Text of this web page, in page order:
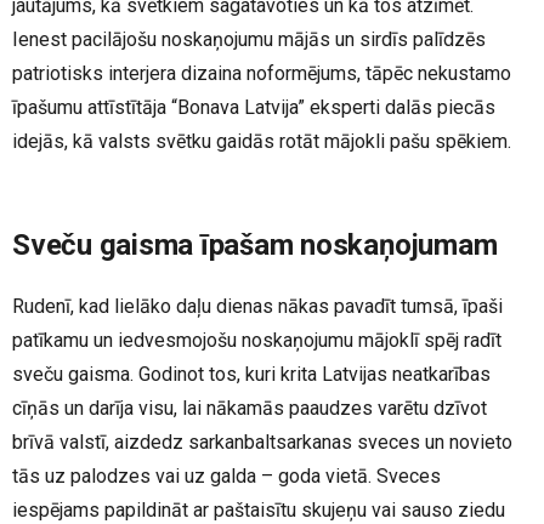
jautājums, kā svētkiem sagatavoties un kā tos atzīmēt.
Ienest pacilājošu noskaņojumu mājās un sirdīs palīdzēs
patriotisks interjera dizaina noformējums, tāpēc nekustamo
īpašumu attīstītāja “Bonava Latvija” eksperti dalās piecās
idejās, kā valsts svētku gaidās rotāt mājokli pašu spēkiem.
Sveču gaisma īpašam noskaņojumam
Rudenī, kad lielāko daļu dienas nākas pavadīt tumsā, īpaši
patīkamu un iedvesmojošu noskaņojumu mājoklī spēj radīt
sveču gaisma. Godinot tos, kuri krita Latvijas neatkarības
cīņās un darīja visu, lai nākamās paaudzes varētu dzīvot
brīvā valstī, aizdedz sarkanbaltsarkanas sveces un novieto
tās uz palodzes vai uz galda – goda vietā. Sveces
iespējams papildināt ar paštaisītu skujeņu vai sauso ziedu